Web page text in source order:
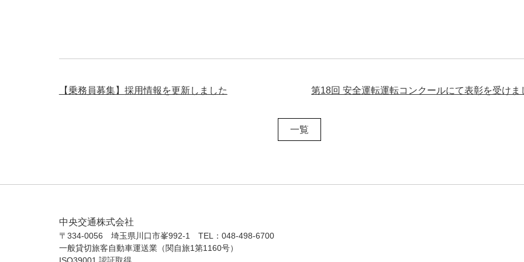
第18回 安全運転運転コンクールにて表彰を受けま
【乗務員募集】採用情報を更新しました
一覧
中央交通株式会社
〒334-0056 埼玉県川口市峯992-1 TEL：048-498-6700
一般貸切旅客自動車運送業（関自旅1第1160号）
ISO39001 認証取得